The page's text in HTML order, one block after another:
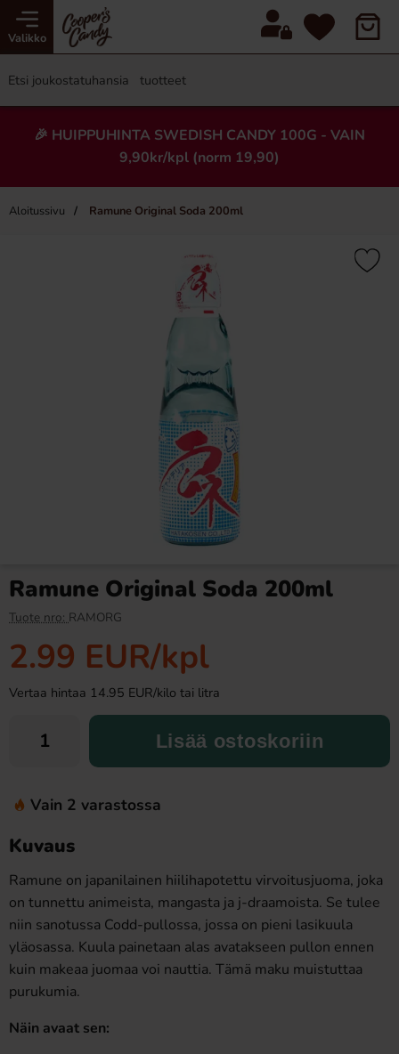
Valikko
🎉 HUIPPUHINTA SWEDISH CANDY 100G - VAIN
9,90kr/kpl (norm 19,90)
Aloitussivu Ramune Original Soda 200ml
×
Fazer Viol Tablettipussi 38g
Osta
Ronny & Ragge Buttcracker
Chips Korv med bröd 150g
Ramune Original Soda 200ml
Tuote nro: RAMORG
2.99 EUR/kpl
Vertaa hintaa 14.95 EUR/kilo tai litra
Lisää ostoskoriin
Vain 2 varastossa
Kuvaus
Ramune on japanilainen hiilihapotettu virvoitusjuoma, joka
on tunnettu animeista, mangasta ja j-draamoista. Se tulee
niin sanotussa Codd-pullossa, jossa on pieni lasikuula
yläosassa. Kuula painetaan alas avatakseen pullon ennen
kuin makeaa juomaa voi nauttia. Tämä maku muistuttaa
purukumia.
Näin avaat sen: